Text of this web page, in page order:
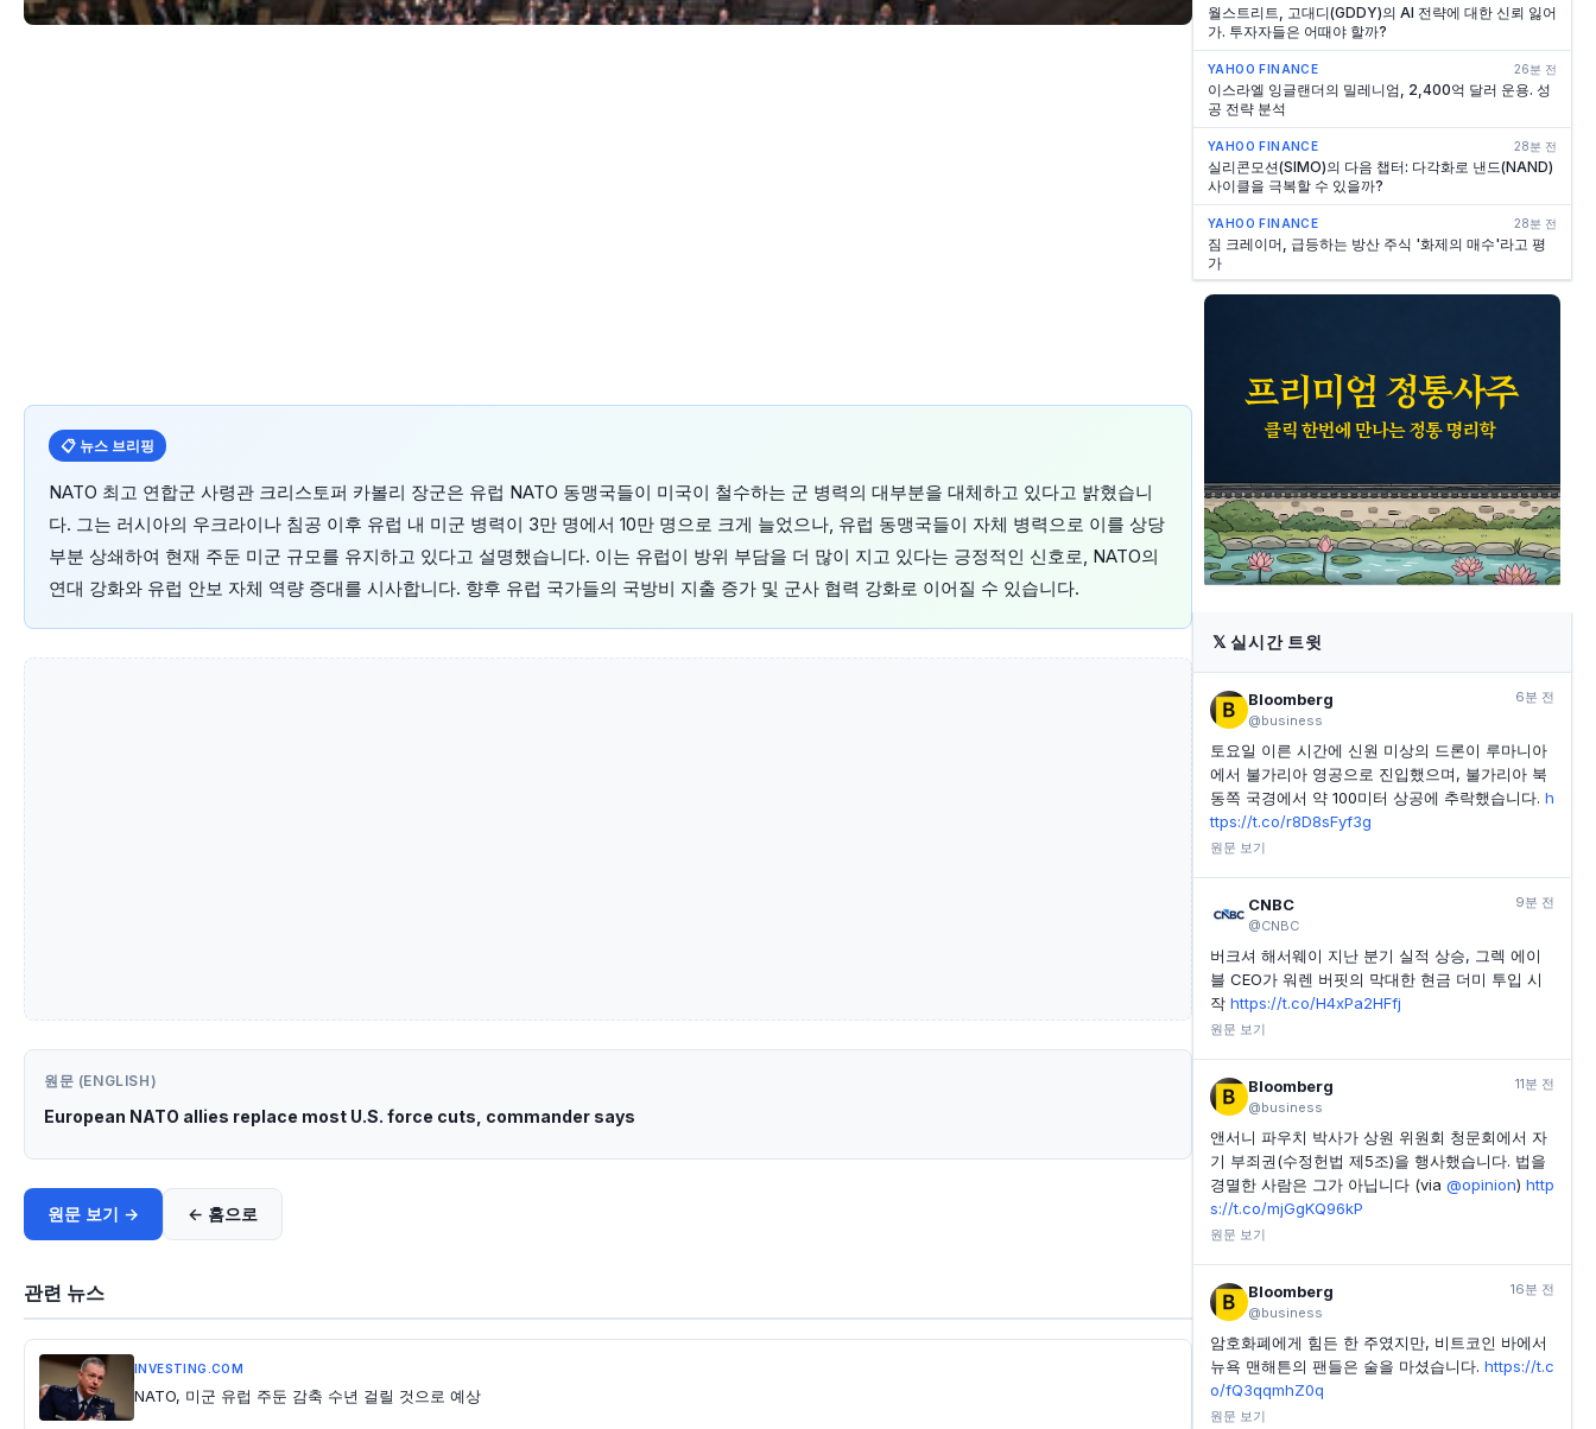
📋 뉴스 브리핑
NATO 최고 연합군 사령관 크리스토퍼 카볼리 장군은 유럽 NATO 동맹국들이 미국이 철수하는 군 병력의 대부분을 대체하고 있다고 밝혔습니
다. 그는 러시아의 우크라이나 침공 이후 유럽 내 미군 병력이 3만 명에서 10만 명으로 크게 늘었으나, 유럽 동맹국들이 자체 병력으로 이를 상당
부분 상쇄하여 현재 주둔 미군 규모를 유지하고 있다고 설명했습니다. 이는 유럽이 방위 부담을 더 많이 지고 있다는 긍정적인 신호로, NATO의
연대 강화와 유럽 안보 자체 역량 증대를 시사합니다. 향후 유럽 국가들의 국방비 지출 증가 및 군사 협력 강화로 이어질 수 있습니다.
원문 (ENGLISH)
European NATO allies replace most U.S. force cuts, commander says
원문 보기 → ← 홈으로
관련 뉴스
INVESTING.COM
NATO, 미군 유럽 주둔 감축 수년 걸릴 것으로 예상
월스트리트, 고대디(GDDY)의 AI 전략에 대한 신뢰 잃어
가. 투자자들은 어때야 할까?
YAHOO FINANCE 26분 전
이스라엘 잉글랜더의 밀레니엄, 2,400억 달러 운용. 성
공 전략 분석
YAHOO FINANCE 28분 전
실리콘모션(SIMO)의 다음 챕터: 다각화로 낸드(NAND)
사이클을 극복할 수 있을까?
YAHOO FINANCE 28분 전
짐 크레이머, 급등하는 방산 주식 '화제의 매수'라고 평
가
YAHOO FINANCE 31분 전
YAHOO FINANCE
월스트리트 애널리스트, CPU 시장 과열 진단… ARM
(ARM) 주식 매도해야 할까?
단순 대안 제시
YAHOO FINANCE 41분 전
8월에 매수할 초고배당 주식 3종목 (1곳은 13.5% 이상
수익률)
대, 보유 현금 축소
𝕏 실시간 트윗
Bloomberg
@business
6분 전
토요일 이른 시간에 신원 미상의 드론이 루마니아
에서 불가리아 영공으로 진입했으며, 불가리아 북
동쪽 국경에서 약 100미터 상공에 추락했습니다. h
ttps://t.co/r8D8sFyf3g
원문 보기
CNBC
@CNBC
9분 전
버크셔 해서웨이 지난 분기 실적 상승, 그렉 에이
블 CEO가 워렌 버핏의 막대한 현금 더미 투입 시
작 https://t.co/H4xPa2HFfj
원문 보기
Bloomberg
@business
11분 전
앤서니 파우치 박사가 상원 위원회 청문회에서 자
기 부죄권(수정헌법 제5조)을 행사했습니다. 법을
경멸한 사람은 그가 아닙니다 (via @opinion) http
s://t.co/mjGgKQ96kP
원문 보기
Bloomberg
@business
16분 전
암호화폐에게 힘든 한 주였지만, 비트코인 바에서
뉴욕 맨해튼의 팬들은 술을 마셨습니다. https://t.c
o/fQ3qqmhZ0q
원문 보기